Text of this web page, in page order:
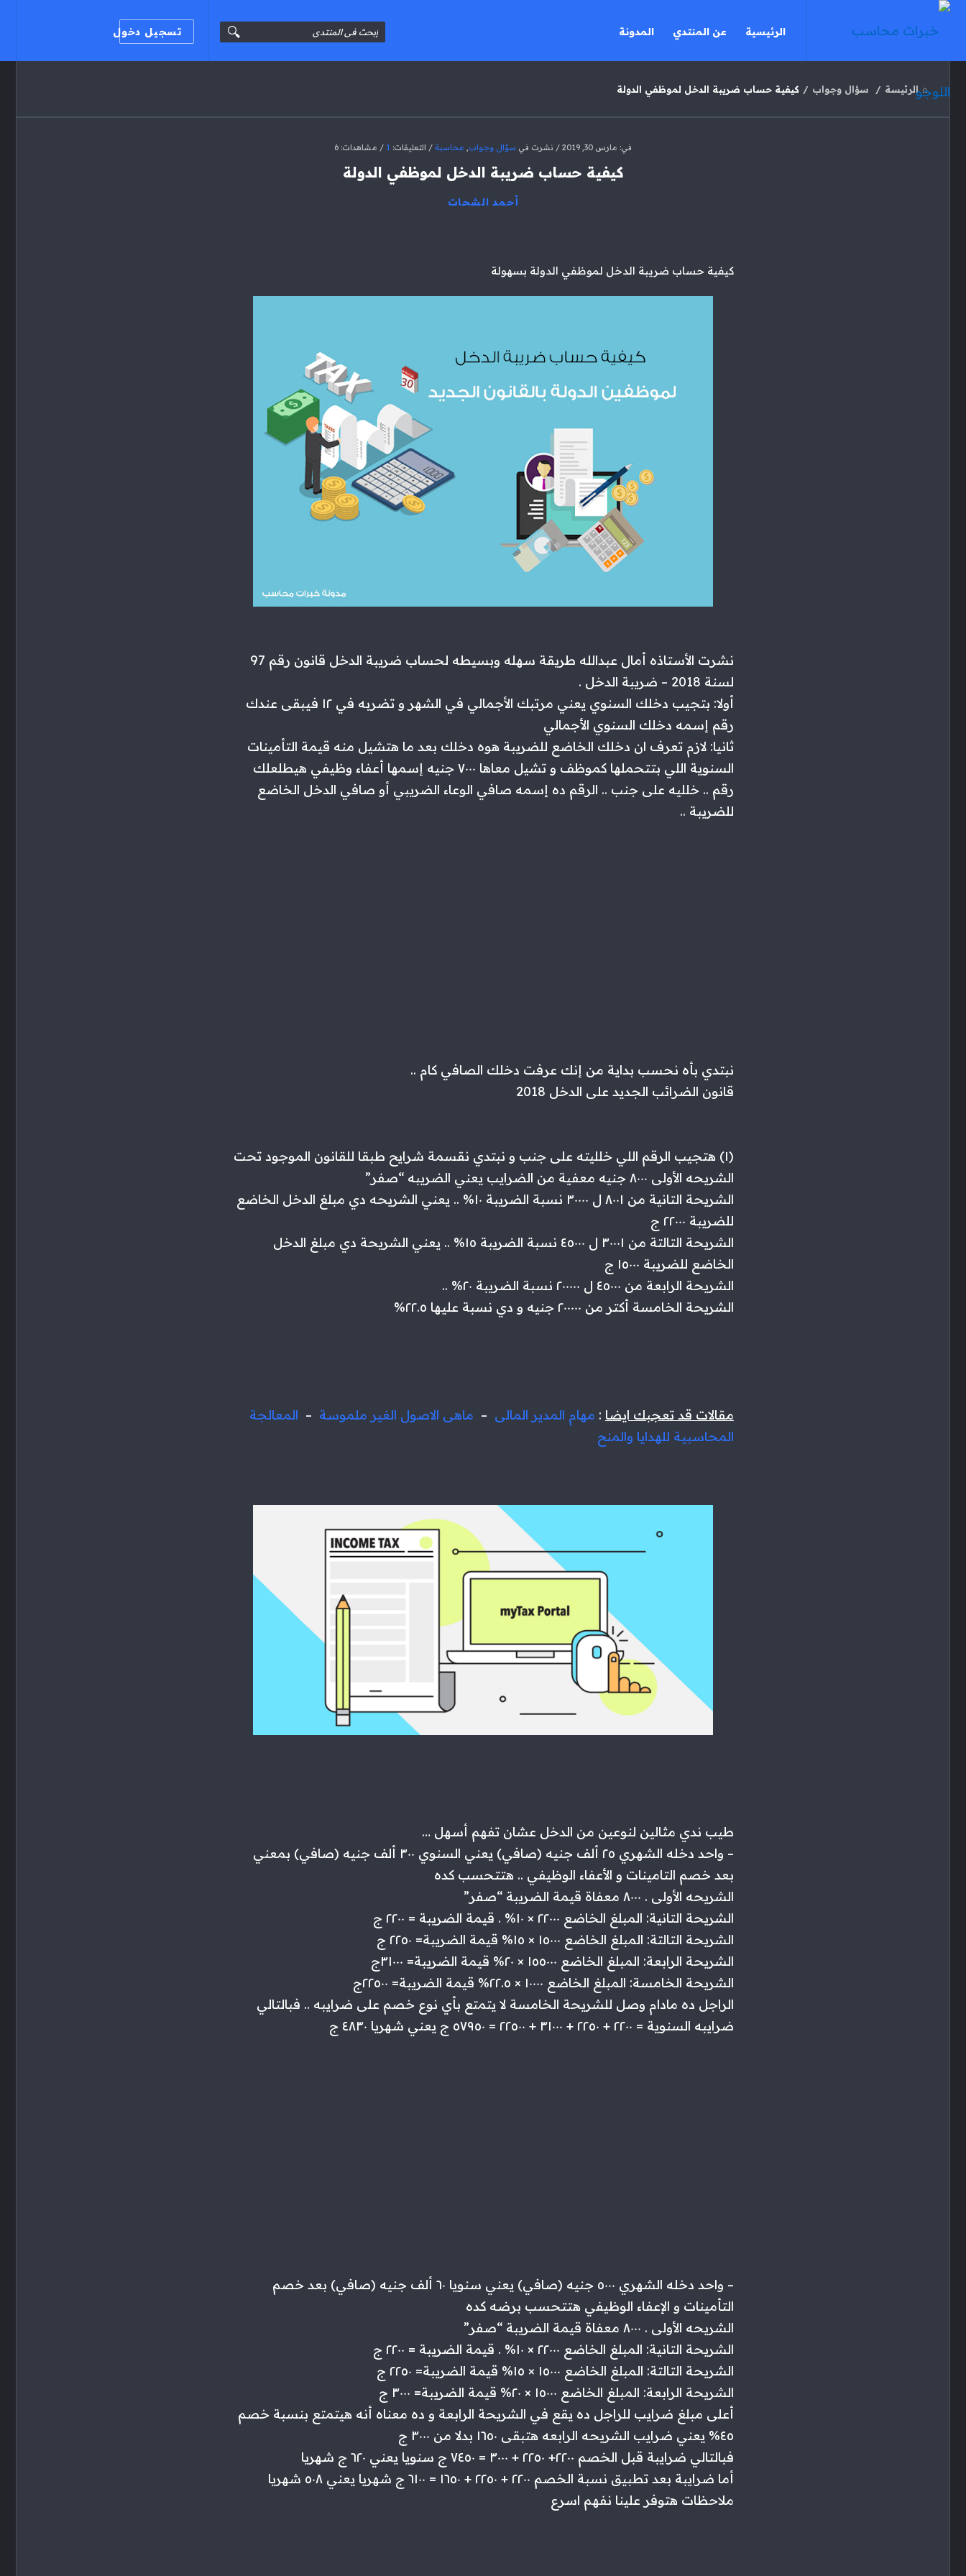
تسجيل دخول
خبرات
محاسب
محاسب
القائمة
الرئيسية عن المنتدي المدونة
الرئيسة / سؤال وجواب / كيفية حساب ضريبة الدخل لموظفي الدولة
في: مارس 30, 2019 نشرت في سؤال وجواب, محاسبة التعليقات: 1 مشاهدات: 6
كيفية حساب ضريبة الدخل لموظفي الدولة
أحمد الشحات
كيفية حساب ضريبة الدخل لموظفي الدولة بسهولة
نشرت الأستاذه أمال عبدالله طريقة سهله وبسيطه لحساب ضريبة الدخل قانون رقم 97
لسنة 2018 – ضريبة الدخل .
أولا: بتجيب دخلك السنوي يعني مرتبك الأجمالي في الشهر و تضربه في ١٢ فيبقى عندك
رقم إسمه دخلك السنوي الأجمالي
ثانيا: لازم تعرف ان دخلك الخاضع للضريبة هوه دخلك بعد ما هتشيل منه قيمة التأمينات
السنوية اللي بتتحملها كموظف و تشيل معاها ٧٠٠٠ جنيه إسمها أعفاء وظيفي هيطلعلك
رقم .. خلليه على جنب .. الرقم ده إسمه صافي الوعاء الضريبي أو صافي الدخل الخاضع
للضريبة ..
نبتدي بأه نحسب بداية من إنك عرفت دخلك الصافي كام ..
قانون الضرائب الجديد على الدخل 2018
(١) هتجيب الرقم اللي خلليته على جنب و نبتدي نقسمة شرايح طبقا للقانون الموجود تحت
الشريحه الأولى ٨٠٠٠ جنيه معفية من الضرايب يعني الضريبه “صفر”
الشريحة التانية من ٨٠٠١ ل ٣٠٠٠٠ نسبة الضريبة ١٠% .. يعني الشريحه دي مبلغ الدخل الخاضع
للضريبة ٢٢٠٠٠ ج
الشريحة التالتة من ٣٠٠٠١ ل ٤٥٠٠٠ نسبة الضريبة ١٥% .. يعني الشريحة دي مبلغ الدخل
الخاضع للضريبة ١٥٠٠٠ ج
الشريحة الرابعة من ٤٥٠٠٠ ل ٢٠٠٠٠٠ نسبة الضريبة ٢٠% ..
الشريحة الخامسة أكتر من ٢٠٠٠٠٠ جنيه و دي نسبة عليها ٢٢.٥%
مقالات قد تعجبك ايضا : مهام المدير المالى – ماهى الاصول الغير ملموسة – المعالجة
المحاسبية للهدايا والمنح
طيب ندي مثالين لنوعين من الدخل عشان تفهم أسهل …
– واحد دخله الشهري ٢٥ ألف جنيه (صافي) يعني السنوي ٣٠٠ ألف جنيه (صافي) بمعني
بعد خصم التامينات و الأعفاء الوظيفي .. هتتحسب كده
الشريحه الأولى . ٨٠٠٠ معفاة قيمة الضريبة “صفر”
الشريحة التانية: المبلغ الخاضع ٢٢٠٠٠ × ١٠% . قيمة الضريبة = ٢٢٠٠ ج
الشريحة التالتة: المبلغ الخاضع ١٥٠٠٠ × ١٥% قيمة الضريبة= ٢٢٥٠ ج
الشريحة الرابعة: المبلغ الخاضع ١٥٥٠٠٠ × ٢٠% قيمة الضريبة= ٣١٠٠٠ج
الشريحة الخامسة: المبلغ الخاضع ١٠٠٠٠ × ٢٢.٥% قيمة الضريبة= ٢٢٥٠٠ج
الراجل ده مادام وصل للشريحة الخامسة لا يتمتع بأي نوع خصم على ضرايبه .. فبالتالي
ضرايبه السنوية = ٢٢٠٠ + ٢٢٥٠ + ٣١٠٠٠ + ٢٢٥٠٠ = ٥٧٩٥٠ ج يعني شهريا ٤٨٣٠ ج
– واحد دخله الشهري ٥٠٠٠ جنيه (صافي) يعني سنويا ٦٠ ألف جنيه (صافي) بعد خصم
التأمينات و الإعفاء الوظيفي هتتحسب برضه كده
الشريحه الأولى . ٨٠٠٠ معفاة قيمة الضريبة “صفر”
الشريحة التانية: المبلغ الخاضع ٢٢٠٠٠ × ١٠% . قيمة الضريبة = ٢٢٠٠ ج
الشريحة التالتة: المبلغ الخاضع ١٥٠٠٠ × ١٥% قيمة الضريبة= ٢٢٥٠ ج
الشريحة الرابعة: المبلغ الخاضع ١٥٠٠٠ × ٢٠% قيمة الضريبة= ٣٠٠٠ ج
أعلى مبلغ ضرايب للراجل ده يقع في الشريحة الرابعة و ده معناه أنه هيتمتع بنسبة خصم
٤٥% يعني ضرايب الشريحه الرابعه هتبقى ١٦٥٠ بدلا من ٣٠٠٠ ج
فبالتالي ضرايبة قبل الخصم ٢٢٠٠+ ٢٢٥٠ + ٣٠٠٠ = ٧٤٥٠ ج سنويا يعني ٦٢٠ ج شهريا
أما ضرايبة بعد تطبيق نسبة الخصم ٢٢٠٠ + ٢٢٥٠ + ١٦٥٠ = ٦١٠٠ ج شهريا يعني ٥٠٨ شهريا
ملاحظات هتوفر علينا نفهم اسرع